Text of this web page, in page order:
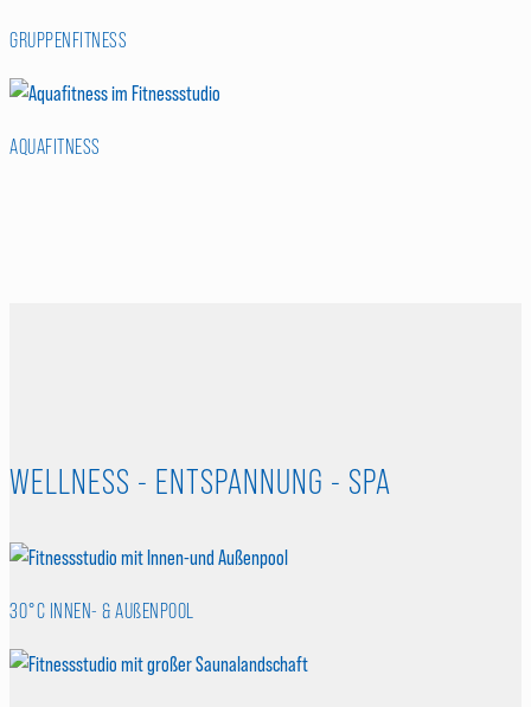
GRUPPENFITNESS
AQUAFITNESS
WELLNESS - ENTSPANNUNG - SPA
30°C INNEN- & AUßENPOOL